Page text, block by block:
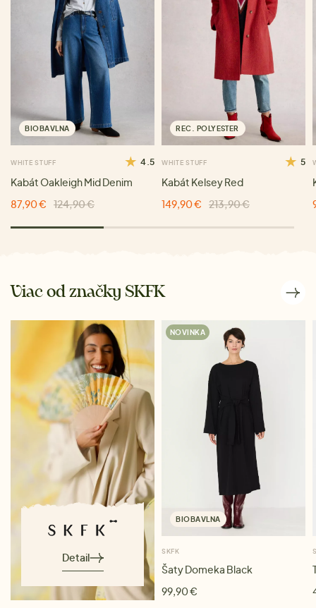
BIOBAVLNA
WHITE STUFF 4.5
Kabát Oakleigh Mid Denim
87,90 €
124,90 €
REC. POLYESTER
WHITE STUFF 5
Kabát Kelsey Red
149,90 €
213,90 €
Viac od značky SKFK
Detail
NOVINKA
BIOBAVLNA
SKFK
Šaty Domeka Black
99,90 €